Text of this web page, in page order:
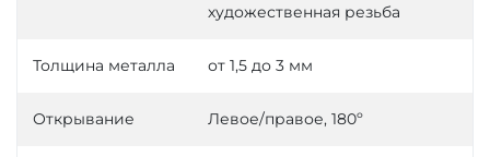
художественная резьба
Толщина металла от 1,5 до 3 мм
Открывание Левое/правое, 180º